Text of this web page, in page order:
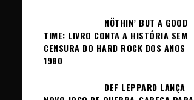
NÖTHIN’ BUT A GOOD
TIME: LIVRO CONTA A HISTÓRIA SEM
CENSURA DO HARD ROCK DOS ANOS
1980
DEF LEPPARD LANÇA